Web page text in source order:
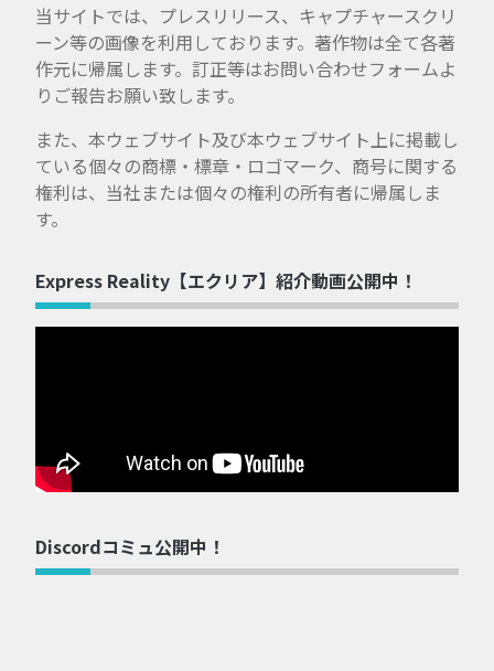
当サイトでは、プレスリリース、キャプチャースクリ
ーン等の画像を利用しております。著作物は全て各著
作元に帰属します。訂正等はお問い合わせフォームよ
りご報告お願い致します。
また、本ウェブサイト及び本ウェブサイト上に掲載し
ている個々の商標・標章・ロゴマーク、商号に関する
権利は、当社または個々の権利の所有者に帰属しま
す。
Express Reality【エクリア】紹介動画公開中！
Discordコミュ公開中！